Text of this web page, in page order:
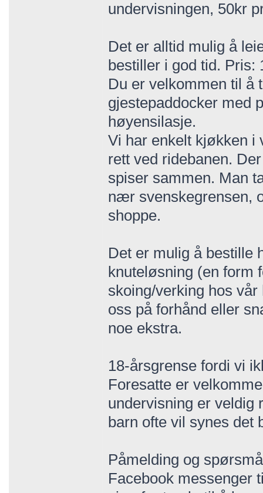
undervisningen, 50kr
Det er alltid mulig å
bestiller i god tid. Pris:
Du er velkommen til å
gjestepaddocker med
høyensilasje.
Vi har enkelt kjøkken i
rett ved ridebanen.
spiser sammen. Man
nær svenskegrensen,
shoppe.
Det er mulig å bestille
knuteløsning (en form
skoing/verking hos
oss på forhånd eller
noe ekstra.
18-årsgrense fordi vi
Foresatte er
undervisning er veldig
barn ofte vil synes det
Påmelding og
Facebook messenger